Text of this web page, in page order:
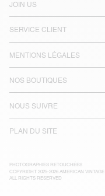
JOIN US
SERVICE CLIENT
MENTIONS LÉGALES
NOS BOUTIQUES
NOUS SUIVRE
PLAN DU SITE
PHOTOGRAPHIES RETOUCHÉES
COPYRIGHT 2025-2026 AMERICAN VINTAGE
ALL RIGHTS RESERVED